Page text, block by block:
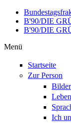
Direkt zum Inhalt
B'90/DIE
B'90/DIE
Menü
Startseite
Zur Person
Bilder
Ich